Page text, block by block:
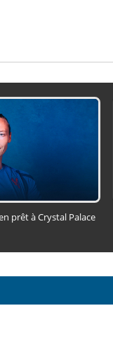
prêt à Crystal Palace